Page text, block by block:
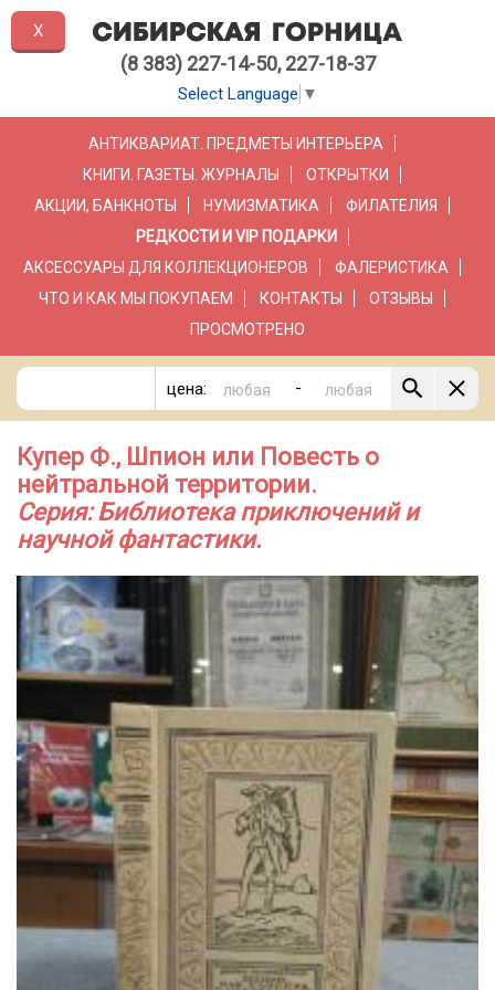
(8 383) 227-14-50, 227-18-37
Select Language ▼
АНТИКВАРИАТ. ПРЕДМЕТЫ ИНТЕРЬЕРА
КНИГИ. ГАЗЕТЫ. ЖУРНАЛЫ
ОТКРЫТКИ
АКЦИИ, БАНКНОТЫ
НУМИЗМАТИКА
ФИЛАТЕЛИЯ
РЕДКОСТИ И VIP ПОДАРКИ
АКСЕССУАРЫ ДЛЯ КОЛЛЕКЦИОНЕРОВ
ФАЛЕРИСТИКА
ЧТО И КАК МЫ ПОКУПАЕМ
КОНТАКТЫ
ОТЗЫВЫ
ПРОСМОТРЕНО
цена: -
Купер Ф., Шпион или Повесть о
нейтральной территории.
Серия: Библиотека приключений и
научной фантастики.
X